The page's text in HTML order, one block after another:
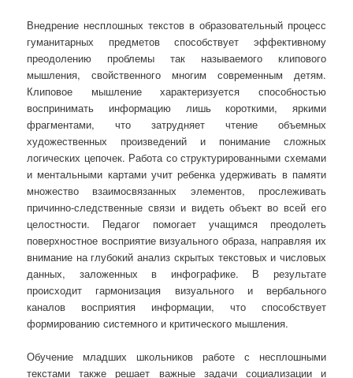
Внедрение несплошных текстов в образовательный процесс
гуманитарных предметов способствует эффективному
преодолению проблемы так называемого клипового
мышления, свойственного многим современным детям.
Клиповое мышление характеризуется способностью
воспринимать информацию лишь короткими, яркими
фрагментами, что затрудняет чтение объемных
художественных произведений и понимание сложных
логических цепочек. Работа со структурированными схемами
и ментальными картами учит ребенка удерживать в памяти
множество взаимосвязанных элементов, прослеживать
причинно-следственные связи и видеть объект во всей его
целостности. Педагог помогает учащимся преодолеть
поверхностное восприятие визуального образа, направляя их
внимание на глубокий анализ скрытых текстовых и числовых
данных, заложенных в инфографике. В результате
происходит гармонизация визуального и вербального
каналов восприятия информации, что способствует
формированию системного и критического мышления.
Обучение младших школьников работе с несплошными
текстами также решает важные задачи социализации и